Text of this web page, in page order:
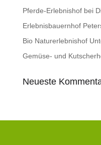
Pferde-Erlebnishof bei
Erlebnisbauernhof
Bio Naturerlebnishof
Gemüse- und
Neueste